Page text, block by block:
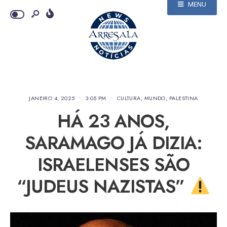
MENU
JANEIRO 4, 2025 • 3:05 PM • CULTURA, MUNDO, PALESTINA
HÁ 23 ANOS,
SARAMAGO JÁ DIZIA:
ISRAELENSES SÃO
“JUDEUS NAZISTAS”